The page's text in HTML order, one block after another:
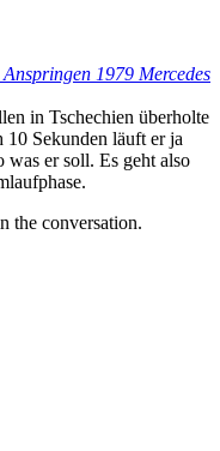
Anspringen 1979 Mercedes
in Tschechien überholte
10 Sekunden läuft er ja
was er soll. Es geht also
the conversation.